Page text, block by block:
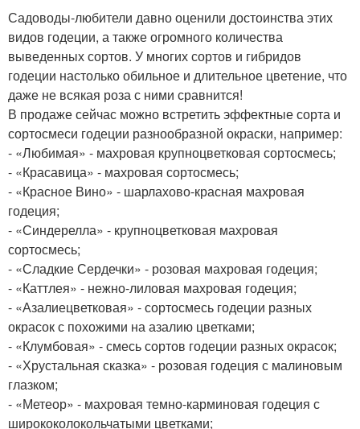
Садоводы-любители давно оценили достоинства этих
видов годеции, а также огромного количества
выведенных сортов. У многих сортов и гибридов
годеции настолько обильное и длительное цветение, что
даже не всякая роза с ними сравнится!
В продаже сейчас можно встретить эффектные сорта и
сортосмеси годеции разнообразной окраски, например:
- «Любимая» - махровая крупноцветковая сортосмесь;
- «Красавица» - махровая сортосмесь;
- «Красное Вино» - шарлахово-красная махровая
годеция;
- «Синдерелла» - крупноцветковая махровая
сортосмесь;
- «Сладкие Сердечки» - розовая махровая годеция;
- «Каттлея» - нежно-лиловая махровая годеция;
- «Азалиецветковая» - сортосмесь годеции разных
окрасок с похожими на азалию цветками;
- «Клумбовая» - смесь сортов годеции разных окрасок;
- «Хрустальная сказка» - розовая годеция с малиновым
глазком;
- «Метеор» - махровая темно-карминовая годеция с
ширококолокольчатыми цветками;